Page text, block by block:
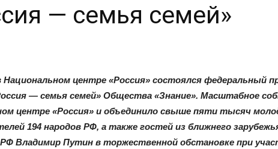
|
— семья семей»
Национальном центре «Россия» состоялся федеральный
— семья семей» Общества «Знание». Масштабное
центре «Россия» и объединило свыше пяти тысяч
194 народов РФ, а также гостей из ближнего
Владимир Путин в торжественной обстановке при